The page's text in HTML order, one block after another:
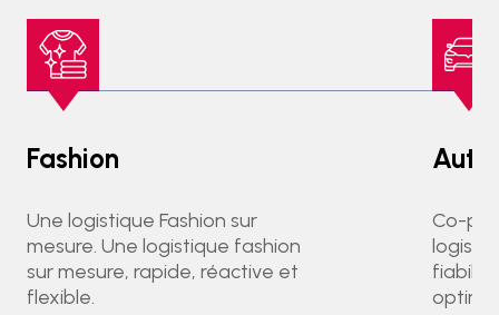
Fashion
Une logistique Fashion sur
mesure. Une logistique fashion
sur mesure, rapide, réactive et
flexible.
Co-